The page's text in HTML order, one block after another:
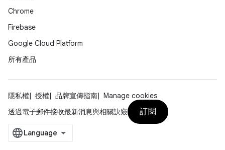
Chrome
Firebase
Google Cloud Platform
所有產品
隱私權 授權 品牌宣傳指南
Manage cookies
透過電子郵件接收最新消息與相關訣竅
訂閱